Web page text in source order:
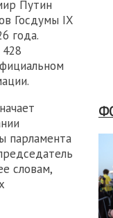
Путин
Госдумы IX
года.
парламента
словам,